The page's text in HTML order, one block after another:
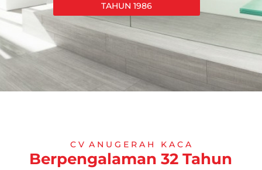
TAHUN 1986
C V A N U G E R A H K A C A
Berpengalaman 32 Tahun